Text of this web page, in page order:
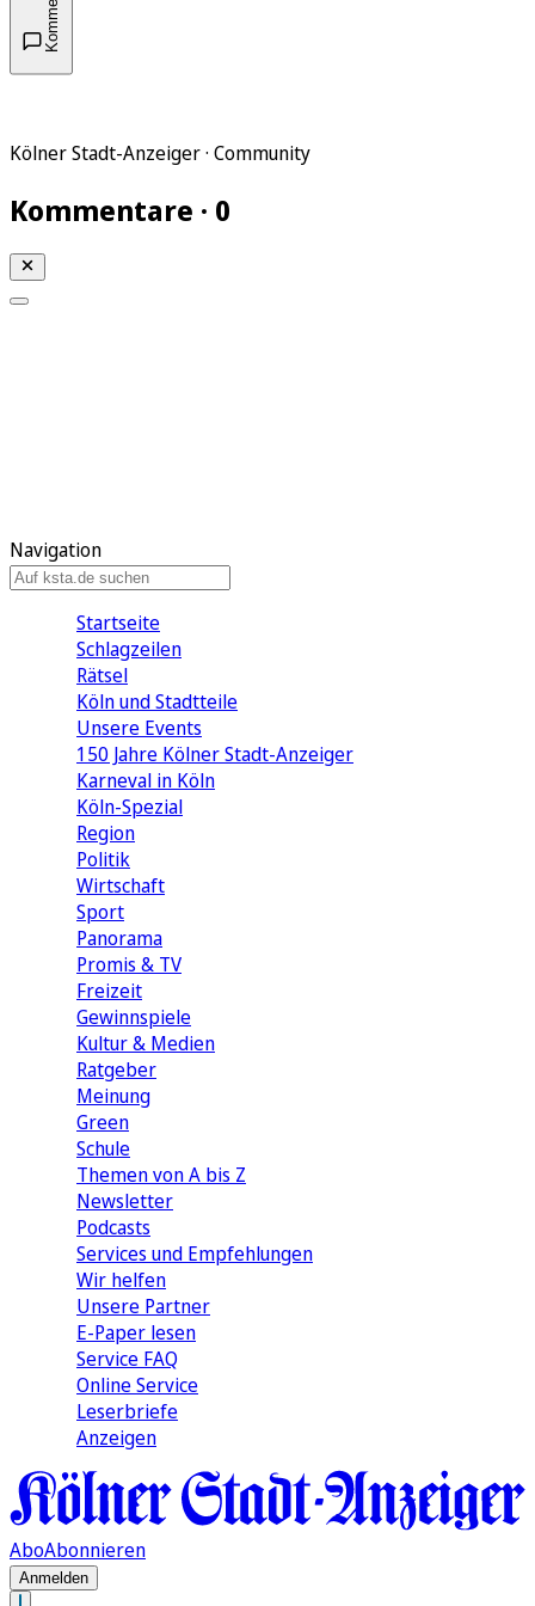
Kölner Stadt-Anzeiger · Community
Kommentare · 0
Navigation
Startseite
Schlagzeilen
Rätsel
Köln und Stadtteile
Unsere Events
150 Jahre Kölner Stadt-Anzeiger
Karneval in Köln
Köln-Spezial
Region
Politik
Wirtschaft
Sport
Panorama
Promis & TV
Freizeit
Gewinnspiele
Kultur & Medien
Ratgeber
Meinung
Green
Schule
Themen von A bis Z
Newsletter
Podcasts
Services und Empfehlungen
Wir helfen
Unsere Partner
E-Paper lesen
Service FAQ
Online Service
Leserbriefe
Anzeigen
AboAbonnieren
Anmelden